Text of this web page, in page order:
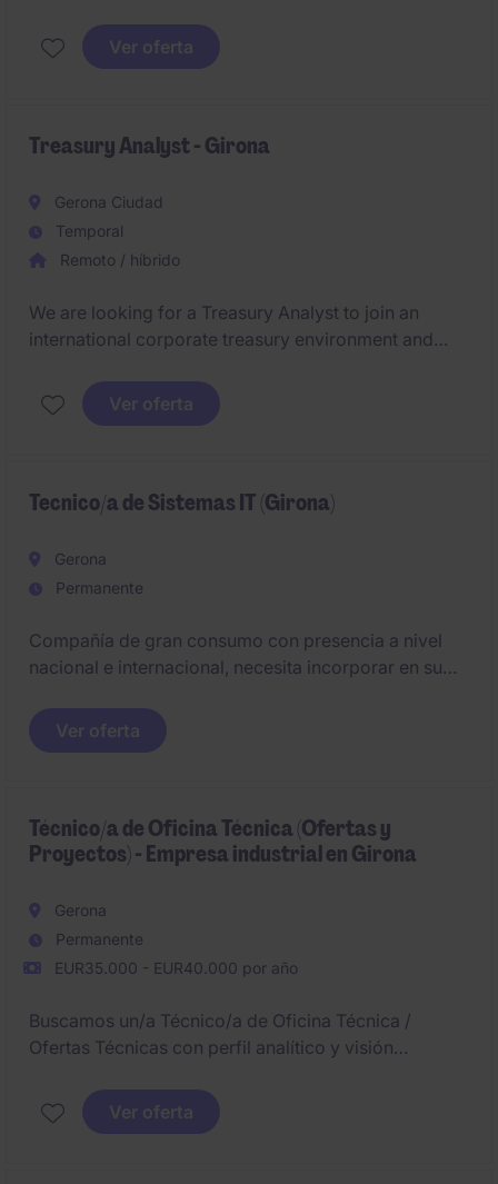
gestionar la producción, coordinación técnica y
seguimiento económico de obras de diversa
Ver oferta
Treasury Analyst - Girona
Gerona Ciudad
Temporal
Remoto / híbrido
We are looking for a Treasury Analyst to join an
international corporate treasury environment and
Treasury Management System (TMS). The position
combines finance transformation projects with
financing and treasury operations.
Ver oferta
Tecnico/a de Sistemas IT (Girona)
Gerona
Permanente
Compañía de gran consumo con presencia a nivel
nacional e internacional, necesita incorporar en su
de IT de la planta.
Ver oferta
Técnico/a de Oficina Técnica (Ofertas y
Proyectos) - Empresa industrial en Girona
Gerona
Permanente
EUR35.000 - EUR40.000 por año
Buscamos un/a Técnico/a de Oficina Técnica /
Ofertas Técnicas con perfil analítico y visión
proyectos. La persona será clave en la interpretación
de la información técnica, definición de requisitos y
Ver oferta